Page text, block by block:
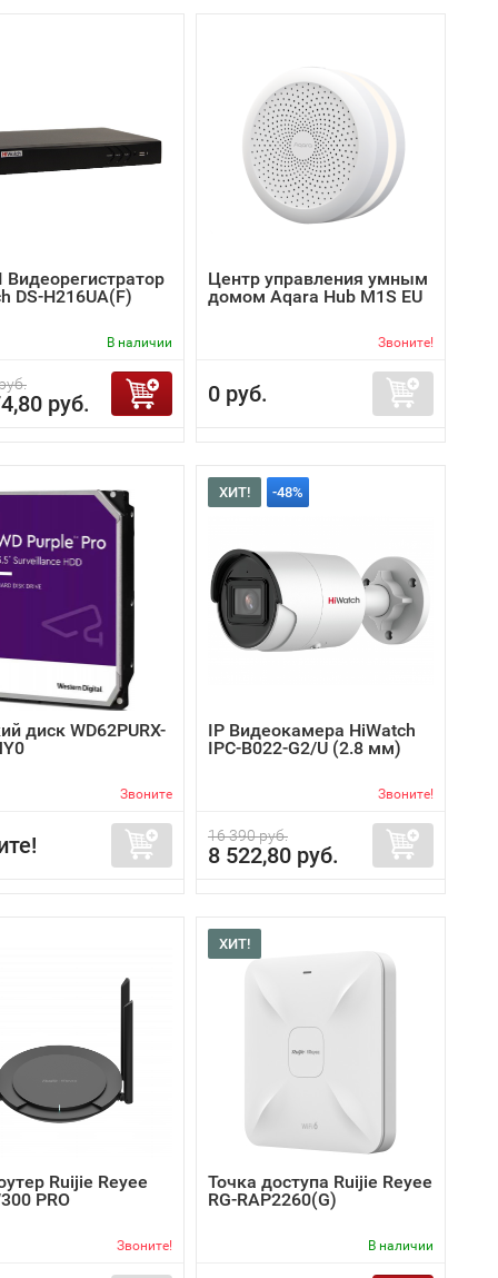
Видеорегистратор
DS-H216UA(F)
В наличии
руб.
Центр управления умным
домом Aqara Hub M1S EU
Звоните!
0 руб.
диск WD62PURX-
Звоните
ХИТ! -48%
IP Видеокамера HiWatch
IPC-B022-G2/U (2.8 мм)
Звоните!
16 390 руб.
8 522,80 руб.
Ruijie Reyee
PRO
Звоните!
ХИТ!
Точка доступа Ruijie Reyee
RG-RAP2260(G)
В наличии